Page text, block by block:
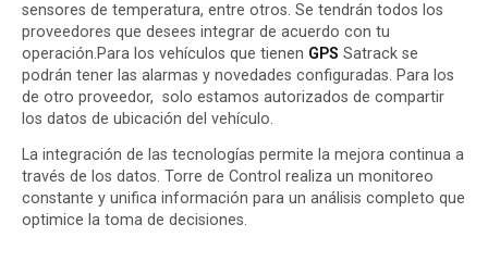
sensores de temperatura, entre otros. Se tendrán todos los
proveedores que desees integrar de acuerdo con tu
operación.Para los vehículos que tienen GPS Satrack se
podrán tener las alarmas y novedades configuradas. Para los
de otro proveedor, solo estamos autorizados de compartir
los datos de ubicación del vehículo.
La integración de las tecnologías permite la mejora continua a
través de los datos. Torre de Control realiza un monitoreo
constante y unifica información para un análisis completo que
optimice la toma de decisiones.